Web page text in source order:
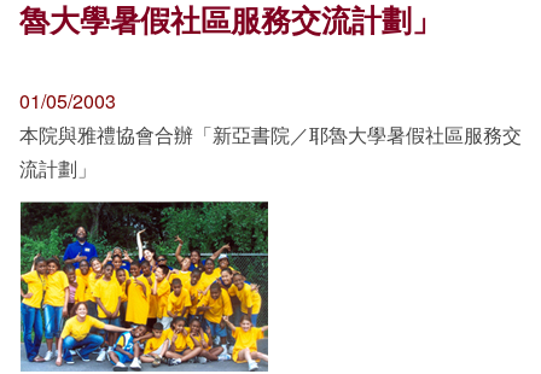
魯大學暑假社區服務交流計劃」
01/05/2003
本院與雅禮協會合辦「新亞書院／耶魯大學暑假社區服務交
流計劃」